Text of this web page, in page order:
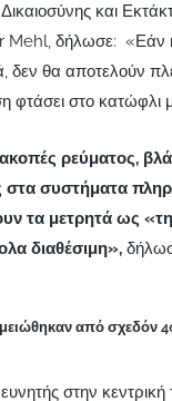
και
δήλωσε: «Εάν
δεν θα αποτελούν
φτάσει στο κατώφλι
ρεύματος,
στα συστήματα
τα μετρητά ως
διαθέσιμη»,
από σχεδόν
στην κεντρική